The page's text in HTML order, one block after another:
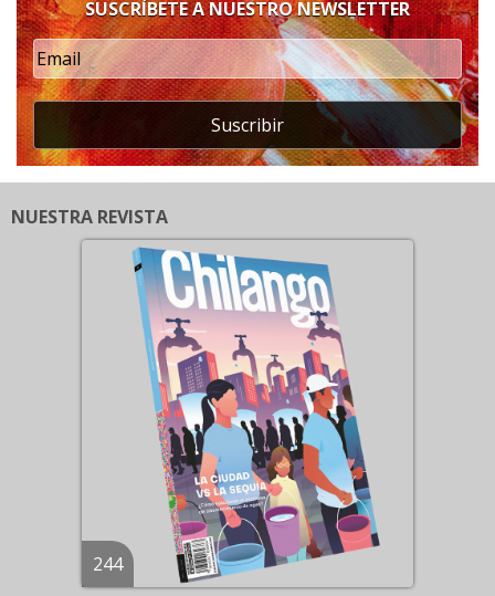
SUSCRÍBETE A NUESTRO NEWSLETTER
Suscribir
NUESTRA REVISTA
244